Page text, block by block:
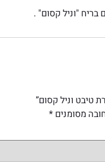
"וניל קסום" .
טיבט וניל קסום”
מסומנים*